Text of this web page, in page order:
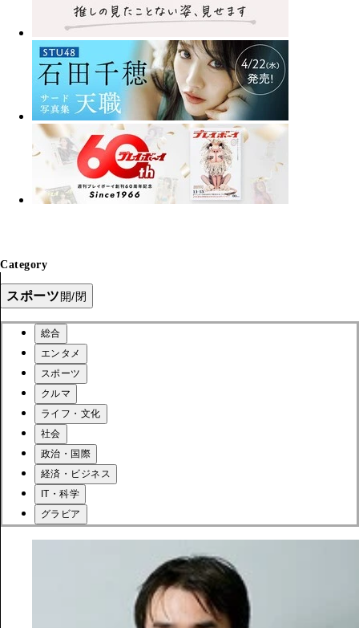
Category
スポーツ開/閉
総合
エンタメ
スポーツ
クルマ
ライフ・文化
社会
政治・国際
経済・ビジネス
IT・科学
グラビア